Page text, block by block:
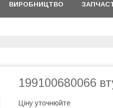
ВИРОБНИЦТВО
199100680066
Ціну уточнюйте